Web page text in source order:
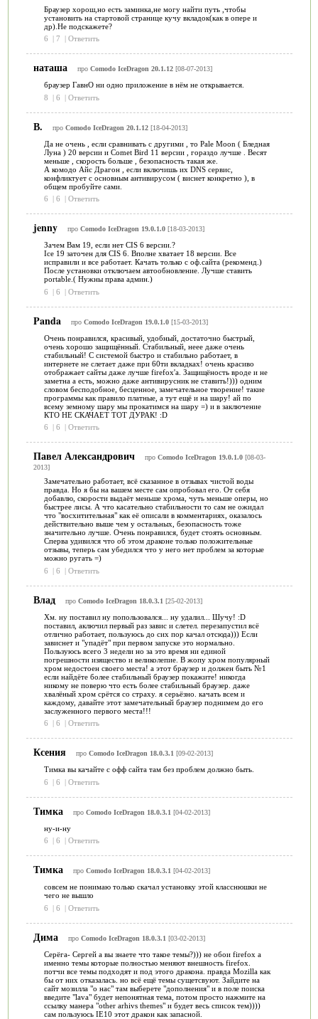
Браузер хорош,но есть заминка,не могу найти путь ,чтобы
установить на стартовой странице кучу вкладок(как в опере и
др).Не подскажете?
6
| 7 | Ответить
наташа про Comodo IceDragon 20.1.12[08-07-2013]
браузер ГавнО ни одно приложение в нём не открывается.
8
| 6 | Ответить
В. про Comodo IceDragon 20.1.12[18-04-2013]
Да не очень , если сравнивать с другими , то Pale Moon ( Бледная
Луна ) 20 версии и Comet Bird 11 версии , гораздо лучше . Весят
меньше , скорость больше , безопасность такая же.
А комодо Айс Драгон , если включишь их DNS сервис,
конфликтует с основным антивирусом ( виснет конкретно ), в
общем пробуйте сами.
6
| 6 | Ответить
jenny про Comodo IceDragon 19.0.1.0[18-03-2013]
Зачем Вам 19, если нет CIS 6 версии.?
Ice 19 заточен для CIS 6. Вполне хватает 18 версии. Все
исправили и все работает. Качать только с оф.сайта (рекоменд.)
После установки отключаем автообновление. Лучше ставить
portable.( Нужны права админ.)
6
| 6 | Ответить
Panda про Comodo IceDragon 19.0.1.0[15-03-2013]
Очень понравился, красивый, удобный, достаточно быстрый,
очень хорошо защищённый. Стабильный, неее даже очень
стабильный! С системой быстро и стабильно работает, в
интернете не слетает даже при 60ти вкладках! очень красиво
отображает сайты даже лучше firefox'a. Защищёность вроде и не
заметна а есть, можно даже антивирусник не ставить!))) одним
словом бесподобное, бесценное, замечательное творение! такие
программы как правило платные, а тут ещё и на шару! ай по
всему земному шару мы прокатимся на шару =) и в заключение
КТО НЕ СКАЧАЕТ ТОТ ДУРАК! :D
6
| 6 | Ответить
Павел Александрович про Comodo IceDragon 19.0.1.0[08-03-
2013]
Замечательно работает, всё сказанное в отзывах чистой воды
правда. Но я бы на вашем месте сам опробовал его. От себя
добавлю, скорости выдаёт меньше хрома, чуть меньше оперы, но
быстрее лисы. А что касательно стабильности то сам не ожидал
что "восхитительная" как её описали в комментариях, оказалось
действительно выше чем у остальных, безопасность тоже
значительно лучше. Очень понравился, будет стоять основным.
Сперва удивился что об этом драконе только положительные
отзывы, теперь сам убедился что у него нет проблем за которые
можно ругать =)
6
| 6 | Ответить
Влад про Comodo IceDragon 18.0.3.1 [25-02-2013]
Хм. ну поставил ну попользовался... ну удалил... Шучу! :D
поставил, аключил первый раз завис и слетел. перезапустил всё
отлично работает, пользуюсь до сих пор качал отсюда))) Если
зависнет и "упадёт" при первом запуске это нормально.
Пользуюсь всего 3 недели но за это время ни единой
погрешности изящество и великолепие. В жопу хром популярный
хром недостоен своего места! а этот браузер и должен быть №1
если найдёте более стабильный браузер покажите! никогда
никому не поверю что есть более стабильный браузер. даже
хвалёный хром срётся со страху. я серьёзно. качать всем и
каждому, давайте этот замечательный браузер поднимем до его
заслуженного первого места!!!
6
| 6 | Ответить
Ксения про Comodo IceDragon 18.0.3.1 [09-02-2013]
Тимка вы качайте с офф сайта там без проблем должно быть.
6
| 6 | Ответить
Тимка про Comodo IceDragon 18.0.3.1 [04-02-2013]
ну-и-ну
6
| 6 | Ответить
Тимка про Comodo IceDragon 18.0.3.1 [04-02-2013]
совсем не понимаю только скачал установку этой класснюшки не
чего не вышло
6
| 6 | Ответить
Дима про Comodo IceDragon 18.0.3.1 [03-02-2013]
Серёга- Сергей а вы знаете что такое темы?))) не обои firefox а
именно темы которые полностью меняют внешность firefox.
потчи все темы подходят и под этого дракона. правда Mozilla как
бы от них отказалась. но всё ещё темы сущетсвуют. Зайдите на
сайт мозилла "о нас" там выберете "дополнения" и в поле поиска
введите "lava" будет непонятная тема, потом просто нажмите на
ссылку манера "other arhivs themes" и будет весь список тем))))
сам пользуюсь IE10 этот дракон как запасной.